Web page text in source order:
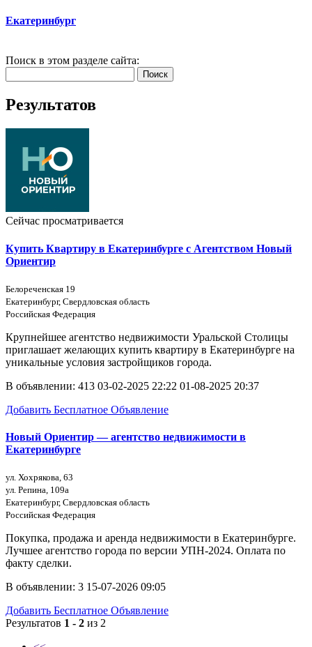
Екатеринбург
Поиск в этом разделе сайта:
Поиск
Результатов
Сейчас просматривается
Купить Квартиру в Екатеринбурге с Агентством Новый
Ориентир
Белореченская 19
Екатеринбург, Свердловская область
Российская Федерация
Крупнейшее агентство недвижимости Уральской Столицы
приглашает желающих купить квартиру в Екатеринбурге на
уникальные условия застройщиков города.
В объявлении: 413 03-02-2025 22:22 01-08-2025 20:37
Добавить Бесплатное Объявление
Новый Ориентир — агентство недвижимости в
Екатеринбурге
ул. Хохрякова, 63
ул. Репина, 109a
Екатеринбург, Свердловская область
Российская Федерация
Покупка, продажа и аренда недвижимости в Екатеринбурге.
Лучшее агентство города по версии УПН-2024. Оплата по
факту сделки.
В объявлении: 3 15-07-2026 09:05
Добавить Бесплатное Объявление
Результатов 1 - 2 из 2